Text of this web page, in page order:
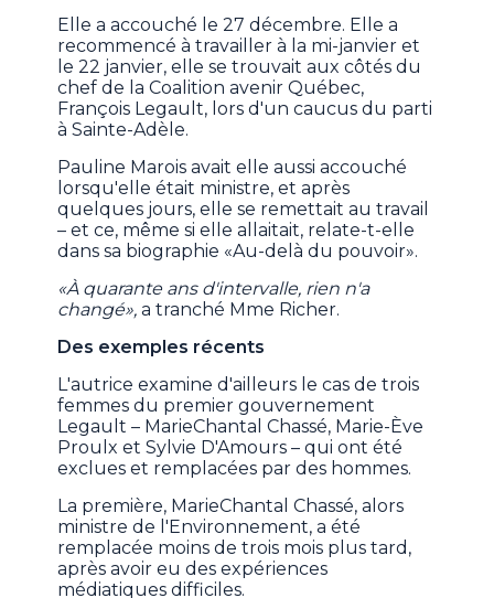
Elle a accouché le 27 décembre. Elle a
recommencé à travailler à la mi-janvier et
le 22 janvier, elle se trouvait aux côtés du
chef de la Coalition avenir Québec,
François Legault, lors d'un caucus du parti
à Sainte-Adèle.
Pauline Marois avait elle aussi accouché
lorsqu'elle était ministre, et après
quelques jours, elle se remettait au travail
– et ce, même si elle allaitait, relate-t-elle
dans sa biographie «Au-delà du pouvoir».
«À quarante ans d'intervalle, rien n'a
changé», a tranché Mme Richer.
Des exemples récents
L'autrice examine d'ailleurs le cas de trois
femmes du premier gouvernement
Legault – MarieChantal Chassé, Marie-Ève
Proulx et Sylvie D'Amours – qui ont été
exclues et remplacées par des hommes.
La première, MarieChantal Chassé, alors
ministre de l'Environnement, a été
remplacée moins de trois mois plus tard,
après avoir eu des expériences
médiatiques difficiles.